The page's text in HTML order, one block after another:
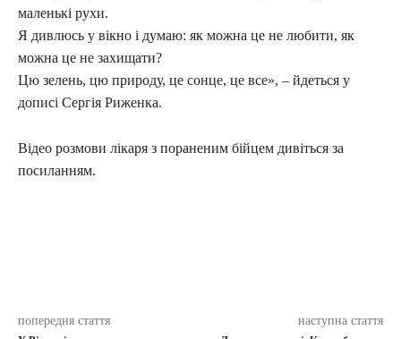
маленькі рухи.
Я дивлюсь у вікно і думаю: як можна це не любити, як
можна це не захищати?
Цю зелень, цю природу, це сонце, це все», – йдеться у
дописі Сергія Риженка.
Відео розмови лікаря з пораненим бійцем дивіться за
посиланням.
попередня стаття наступна стаття